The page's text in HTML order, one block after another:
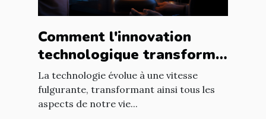
Comment l'innovation
technologique transforme
les entreprises à l'échelle
mondiale
La technologie évolue à une vitesse
fulgurante, transformant ainsi tous les
aspects de notre vie...